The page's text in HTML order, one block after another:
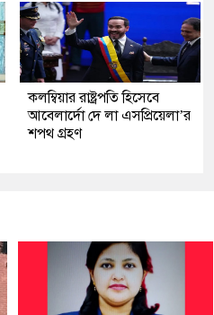
কলম্বিয়ার রাষ্ট্রপতি হিসেবে
আবেলার্দো দে লা এসপ্রিয়েলা’র
শপথ গ্রহণ